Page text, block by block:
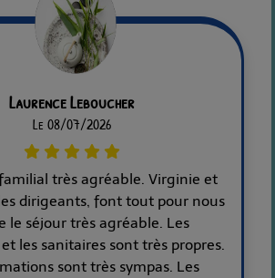
Laurence Leboucher
Le 08/07/2026
très agréable. Virginie et
dirigeants, font tout pour nous
le séjour très agréable. Les
les sanitaires sont très propres.
sont très sympas. Les